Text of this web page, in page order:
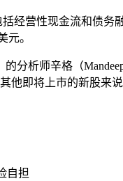
营性现金流和债务
元。
分析师辛格（
他即将上市的新股来
自担